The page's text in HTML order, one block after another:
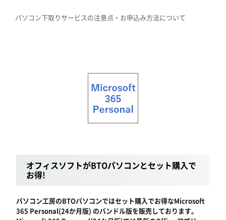
パソコン下取りサービスの注意点・お申込み方法について
オフィスソフトがBTOパソコンとセット購入で
お得!
パソコン工房のBTOパソコンではセット購入でお得なMicrosoft
365 Personal(24か月版) のバンドル版を販売しております。